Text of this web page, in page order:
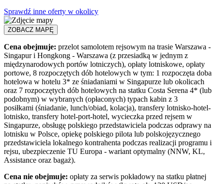
Sprawdź inne oferty w okolicy
ZOBACZ MAPĘ
Cena obejmuje: przelot samolotem rejsowym na trasie Warszawa -
Singapur i Hongkong - Warszawa (z przesiadką w jednym z
międzynarodowych portów lotniczych), opłaty lotniskowe, opłaty
portowe, 8 rozpoczętych dób hotelowych w tym: 1 rozpoczęta doba
hotelowa w hotelu 3* ze śniadaniami w Singapurze lub okolicach
oraz 7 rozpoczętych dób hotelowych na statku Costa Serena 4* (lub
podobnym) w wybranych (opłaconych) typach kabin z 3
posiłkami (śniadanie, lunch/obiad, kolacja), transfery lotnisko-hotel-
lotnisko, transfery hotel-port-hotel, wycieczka przed rejsem w
Singapurze, obsługę polskiego przedstawiciela podczas odprawy na
lotnisku w Polsce, opiekę polskiego pilota lub polskojęzycznego
przedstawiciela lokalnego kontrahenta podczas realizacji programu i
rejsu, ubezpieczenie TU Europa - wariant optymalny (NNW, KL,
Assistance oraz bagaż).
Cena nie obejmuje: opłaty za serwis pokładowy na statku płatnej